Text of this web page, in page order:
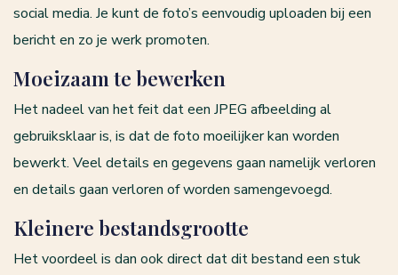
social media. Je kunt de foto’s eenvoudig uploaden bij een
bericht en zo je werk promoten.
Moeizaam te bewerken
Het nadeel van het feit dat een JPEG afbeelding al
gebruiksklaar is, is dat de foto moeilijker kan worden
bewerkt. Veel details en gegevens gaan namelijk verloren
en details gaan verloren of worden samengevoegd.
Kleinere bestandsgrootte
Het voordeel is dan ook direct dat dit bestand een stuk